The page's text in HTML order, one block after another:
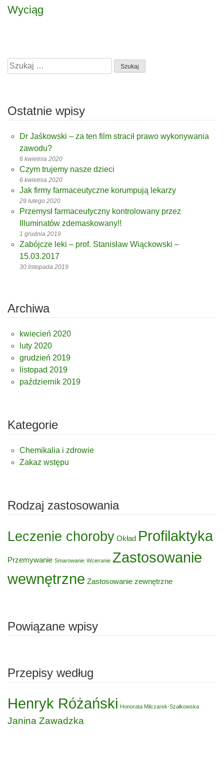
Wyciąg
Szukaj:
Ostatnie wpisy
Dr Jaśkowski – za ten film stracił prawo wykonywania
zawodu?
6 kwietnia 2020
Czym trujemy nasze dzieci
6 kwietnia 2020
Jak firmy farmaceutyczne korumpują lekarzy
29 lutego 2020
Przemysł farmaceutyczny kontrolowany przez
Illuminatów zdemaskowany!!
1 grudnia 2019
Zabójcze leki – prof. Stanisław Wiąckowski –
15.03.2017
30 listopada 2019
Archiwa
kwiecień 2020
luty 2020
grudzień 2019
listopad 2019
październik 2019
Kategorie
Chemikalia i zdrowie
Zakaz wstępu
Rodzaj zastosowania
Leczenie choroby Okład Profilaktyka
Przemywanie Smarowanie Wcieranie Zastosowanie
wewnętrzne Zastosowanie zewnętrzne
Powiązane wpisy
Przepisy według
Henryk Różański Honorata Milczarek-Szałkowska
Janina Zawadzka